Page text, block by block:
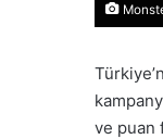
ve puan